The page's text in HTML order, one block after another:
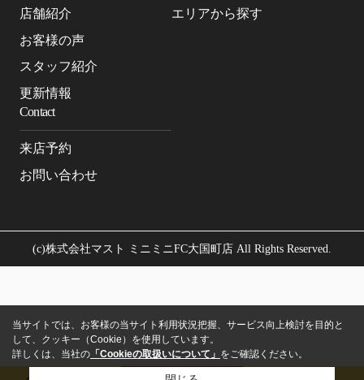
店舗紹介
お客様の声
スタッフ紹介
更新情報
エリアから探す
Contact
来店予約
お問い合わせ
(c)株式会社マスト ミニミニFC大国町店 All Rights Reserved.
当サイトでは、お客様の当サイト利用状況把握、サービス向上検討を目的と
して、クッキー（Cookie）を使用しています。
詳しくは、当社の 「Cookieの取扱いについて」 をご確認ください。